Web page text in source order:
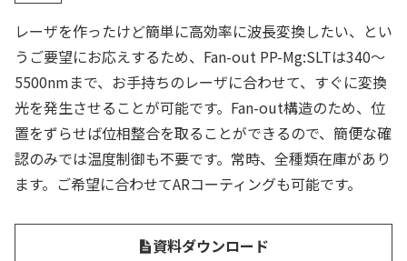
レーザを作ったけど簡単に高効率に波長変換したい、とい
うご要望にお応えするため、Fan-out PP-Mg:SLTは340～
5500nmまで、お手持ちのレーザに合わせて、すぐに変換
光を発生させることが可能です。Fan-out構造のため、位
置をずらせば位相整合を取ることができるので、簡便な確
認のみでは温度制御も不要です。常時、全種類在庫があり
ます。ご希望に合わせてARコーティングも可能です。
資料ダウンロード